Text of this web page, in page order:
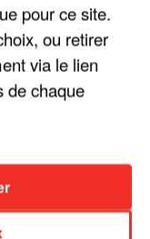
PARENTS
pour ce site.
ou retirer
via le lien
de chaque